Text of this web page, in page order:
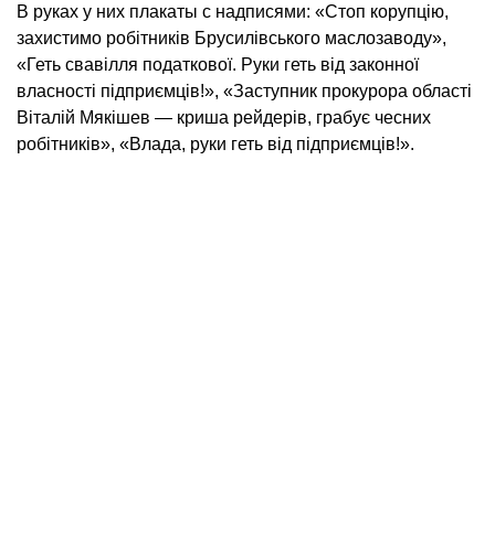
В руках у них плакаты с надписями: «Стоп корупцію,
захистимо робітників Брусилівського маслозаводу»,
«Геть свавілля податкової. Руки геть від законної
власності підприємців!», «Заступник прокурора області
Віталій Мякішев — криша рейдерів, грабує чесних
робітників», «Влада, руки геть від підприємців!».